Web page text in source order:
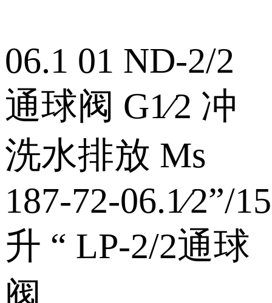
06.1 01 ND‑2/2
通球阀 G1⁄2 冲
洗水排放 Ms
187‑72‑06.1⁄2”/15
升 “ LP‑2/2通球